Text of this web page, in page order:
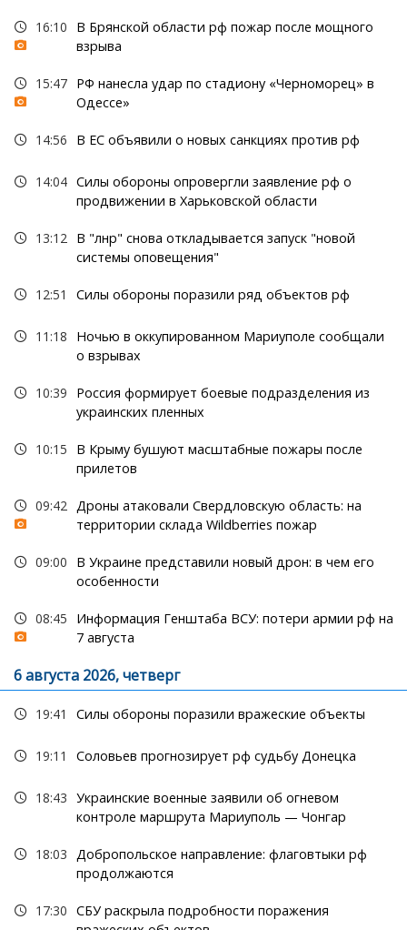
16:10
В Брянской области рф пожар после мощного
взрыва
15:47 РФ нанесла удар по стадиону «Черноморец» в
Одессе»
14:56 В ЕС объявили о новых санкциях против рф
14:04 Силы обороны опровергли заявление рф о
продвижении в Харьковской области
13:12 В "лнр" снова откладывается запуск "новой
системы оповещения"
12:51 Силы обороны поразили ряд объектов рф
11:18
Ночью в оккупированном Мариуполе сообщали
о взрывах
10:39
Россия формирует боевые подразделения из
украинских пленных
10:15
В Крыму бушуют масштабные пожары после
прилетов
09:42 Дроны атаковали Свердловскую область: на
территории склада Wildberries пожар
09:00
В Украине представили новый дрон: в чем его
особенности
08:45
Информация Генштаба ВСУ: потери армии рф на
7 августа
6 августа 2026, четверг
19:41 Силы обороны поразили вражеские объекты
19:11 Соловьев прогнозирует рф судьбу Донецка
18:43 Украинские военные заявили об огневом
контроле маршрута Мариуполь — Чонгар
18:03 Добропольское направление: флаговтыки рф
продолжаются
17:30 СБУ раскрыла подробности поражения